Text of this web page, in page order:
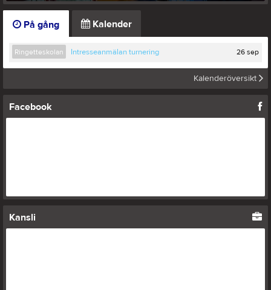
På gång Kalender
Ringetteskolan Intresseanmälan turnering 26 sep
Kalenderöversikt
Facebook
Kansli